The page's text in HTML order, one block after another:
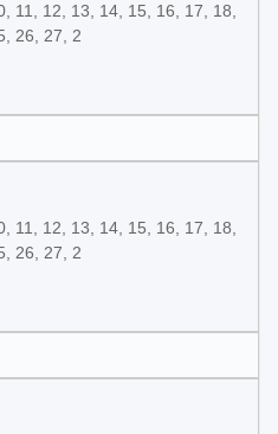
11, 12, 13, 14, 15, 16, 17, 18,
26, 27, 2
11, 12, 13, 14, 15, 16, 17, 18,
26, 27, 2